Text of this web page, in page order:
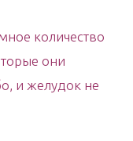
количество
они
и желудок не